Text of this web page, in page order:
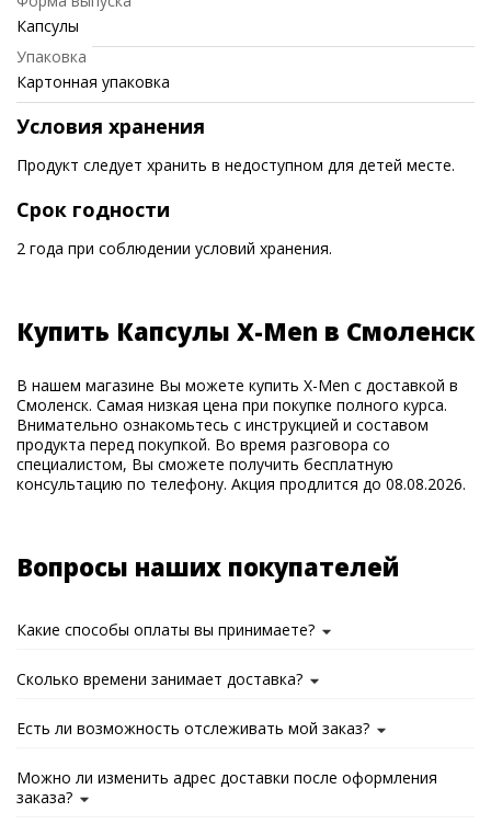
Капсулы
Упаковка
Картонная упаковка
Условия хранения
Продукт следует хранить в недоступном для детей месте.
Срок годности
2 года при соблюдении условий хранения.
Купить Капсулы X-Men в Смоленск
В нашем магазине Вы можете купить X-Men с доставкой в
Смоленск. Самая низкая цена при покупке полного курса.
Внимательно ознакомьтесь с инструкцией и составом
продукта перед покупкой. Во время разговора со
специалистом, Вы сможете получить бесплатную
консультацию по телефону. Акция продлится до 08.08.2026.
Вопросы наших покупателей
Какие способы оплаты вы принимаете?
Сколько времени занимает доставка?
Есть ли возможность отслеживать мой заказ?
Можно ли изменить адрес доставки после оформления
заказа?